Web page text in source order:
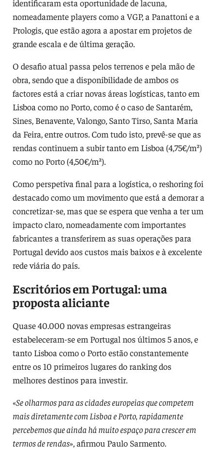
identificaram esta oportunidade de lacuna,
nomeadamente players como a VGP, a Panattoni e a
Prologis, que estão agora a apostar em projetos de
grande escala e de última geração.
O desafio atual passa pelos terrenos e pela mão de
obra, sendo que a disponibilidade de ambos os
factores está a criar novas áreas logísticas, tanto em
Lisboa como no Porto, como é o caso de Santarém,
Sines, Benavente, Valongo, Santo Tirso, Santa Maria
da Feira, entre outros. Com tudo isto, prevê-se que as
rendas continuem a subir tanto em Lisboa (4,75€/m²)
como no Porto (4,50€/m²).
Como perspetiva final para a logística, o reshoring foi
destacado como um movimento que está a demorar a
concretizar-se, mas que se espera que venha a ter um
impacto claro, nomeadamente com importantes
fabricantes a transferirem as suas operações para
Portugal devido aos custos mais baixos e à excelente
rede viária do país.
Escritórios em Portugal: uma
proposta aliciante
Quase 40.000 novas empresas estrangeiras
estabeleceram-se em Portugal nos últimos 5 anos, e
tanto Lisboa como o Porto estão constantemente
entre os 10 primeiros lugares do ranking dos
melhores destinos para investir.
«Se olharmos para as cidades europeias que competem
mais diretamente com Lisboa e Porto, rapidamente
percebemos que ainda há muito espaço para crescer em
termos de rendas», afirmou Paulo Sarmento.